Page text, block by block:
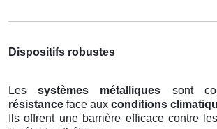
Dispositifs robustes
Lessystèmes métalliques sont
résistance face aux conditions
Ils offrent une barrière efficace contre les